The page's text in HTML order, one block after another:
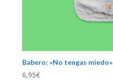
Babero: «No tengas miedo»
6,95€